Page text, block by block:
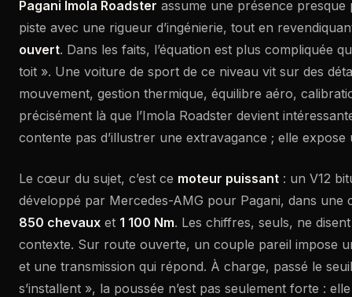
Pagani Imola Roadster assume une présence presque
piste avec une rigueur d’ingénierie, tout en
ouvert. Dans les faits, l’équation est plus compliquée
toit ». Une voiture de sport de ce niveau vit sur des
mouvement, gestion thermique, équilibre aéro,
précisément là que l’Imola Roadster devient
contente pas d’illustrer une extravagance ; elle expose
Le cœur du sujet, c’est ce moteur puissant : un V12
développé par Mercedes-AMG pour Pagani, dans une
850 chevaux et 1 100 Nm. Les chiffres, seuls, ne
contexte. Sur route ouverte, un couple pareil impose
et une transmission qui répond. À charge, passé le
s’installent », la poussée n’est pas seulement forte :